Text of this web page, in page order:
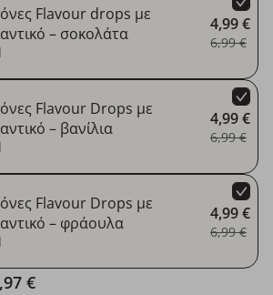
Flavour drops με
– σοκολάτα
4,99 €
6,99 €
Flavour Drops με
– βανίλια
4,99 €
6,99 €
Flavour Drops με
– φράουλα
4,99 €
6,99 €
€